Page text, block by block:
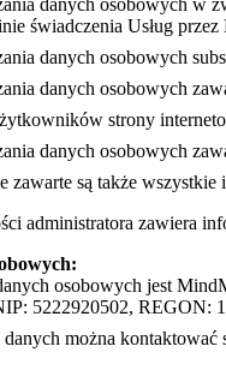
danych osobowych w
świadczenia Usług
danych osobowych
danych osobowych
strony
danych osobowych
zawarte są także
administratora zawiera
osobowych jest
5222920502, REGON:
można kontaktować